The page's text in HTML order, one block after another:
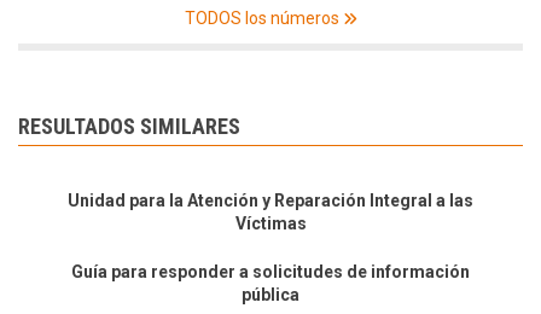
TODOS los números
RESULTADOS SIMILARES
Unidad para la Atención y Reparación Integral a las
Víctimas
Guía para responder a solicitudes de información
pública